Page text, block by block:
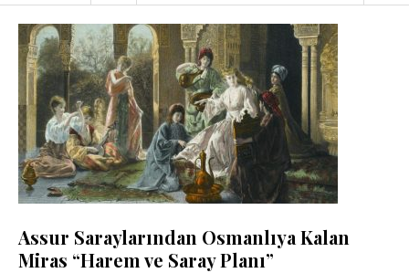
Assur Saraylarından Osmanlıya Kalan
Miras “Harem ve Saray Planı”